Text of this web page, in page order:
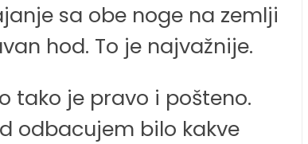
sa obe noge na zemlji
hod. To je najvažnije.
tako je pravo i pošteno.
odbacujem bilo kakve